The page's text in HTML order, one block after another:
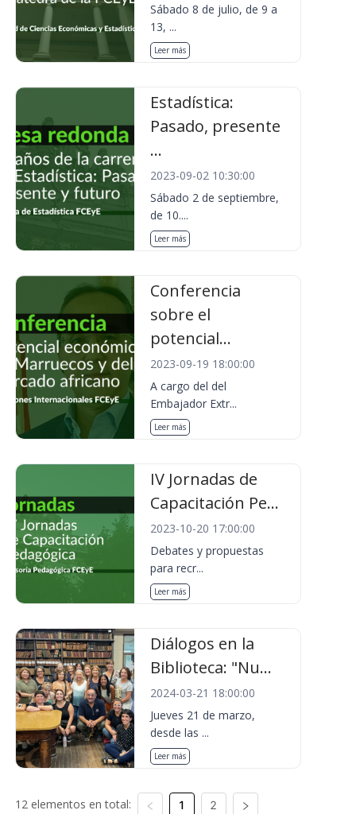
Sábado 8 de julio, de 9 a
13, ...
Leer más
Estadística:
Pasado, presente
...
2023-09-02 10:30:00
Sábado 2 de septiembre,
de 10....
Leer más
Conferencia
sobre el
potencial...
2023-09-19 18:00:00
A cargo del del
Embajador Extr...
Leer más
IV Jornadas de
Capacitación Pe...
2023-10-20 17:00:00
Debates y propuestas
para recr...
Leer más
Diálogos en la
Biblioteca: "Nu...
2024-03-21 18:00:00
Jueves 21 de marzo,
desde las ...
Leer más
12 elementos en total: 1 2